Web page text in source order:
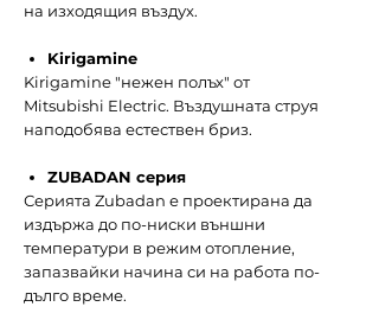
на изходящия въздух.
Kirigamine
Kirigamine "нежен полъх" от
Mitsubishi Electric. Въздушната струя
наподобява естествен бриз.
ZUBADAN серия
Серията Zubadan е проектирана да
издържа до по-ниски външни
температури в режим отопление,
запазвайки начина си на работа по-
дълго време.